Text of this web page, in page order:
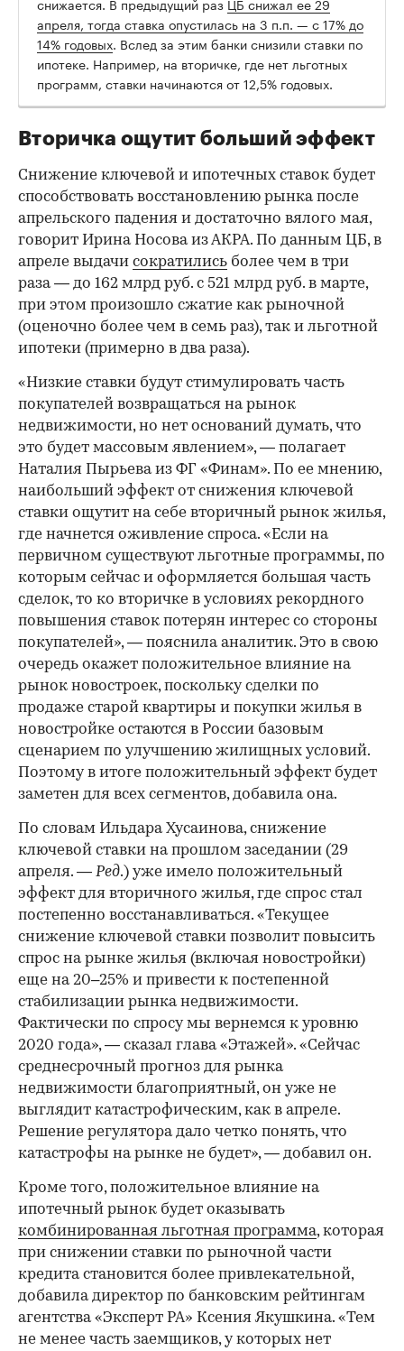
апреля, тогда ставка опустилась на 3 п.п. — с 17% до
14% годовых. Вслед за этим банки снизили ставки по
ипотеке. Например, на вторичке, где нет льготных
программ, ставки начинаются от 12,5% годовых.
Вторичка ощутит больший эффект
Снижение ключевой и ипотечных ставок будет
способствовать восстановлению рынка после
апрельского падения и достаточно вялого мая,
говорит Ирина Носова из АКРА. По данным ЦБ, в
апреле выдачи сократились более чем в три
раза — до 162 млрд руб. с 521 млрд руб. в марте,
при этом произошло сжатие как рыночной
(оценочно более чем в семь раз), так и льготной
ипотеки (примерно в два раза).
«Низкие ставки будут стимулировать часть
покупателей возвращаться на рынок
недвижимости, но нет оснований думать, что
это будет массовым явлением», — полагает
Наталия Пырьева из ФГ «Финам». По ее мнению,
наибольший эффект от снижения ключевой
ставки ощутит на себе вторичный рынок жилья,
где начнется оживление спроса. «Если на
первичном существуют льготные программы, по
которым сейчас и оформляется большая часть
сделок, то ко вторичке в условиях рекордного
повышения ставок потерян интерес со стороны
покупателей», — пояснила аналитик. Это в свою
очередь окажет положительное влияние на
рынок новостроек, поскольку сделки по
продаже старой квартиры и покупки жилья в
новостройке остаются в России базовым
сценарием по улучшению жилищных условий.
Поэтому в итоге положительный эффект будет
заметен для всех сегментов, добавила она.
По словам Ильдара Хусаинова, снижение
ключевой ставки на прошлом заседании (29
апреля. — Ред.) уже имело положительный
эффект для вторичного жилья, где спрос стал
постепенно восстанавливаться. «Текущее
снижение ключевой ставки позволит повысить
спрос на рынке жилья (включая новостройки)
еще на 20–25% и привести к постепенной
стабилизации рынка недвижимости.
Фактически по спросу мы вернемся к уровню
2020 года», — сказал глава «Этажей». «Сейчас
среднесрочный прогноз для рынка
недвижимости благоприятный, он уже не
выглядит катастрофическим, как в апреле.
Решение регулятора дало четко понять, что
катастрофы на рынке не будет», — добавил он.
Кроме того, положительное влияние на
ипотечный рынок будет оказывать
комбинированная льготная программа, которая
при снижении ставки по рыночной части
кредита становится более привлекательной,
добавила директор по банковским рейтингам
агентства «Эксперт РА» Ксения Якушкина. «Тем
не менее часть заемщиков, у которых нет